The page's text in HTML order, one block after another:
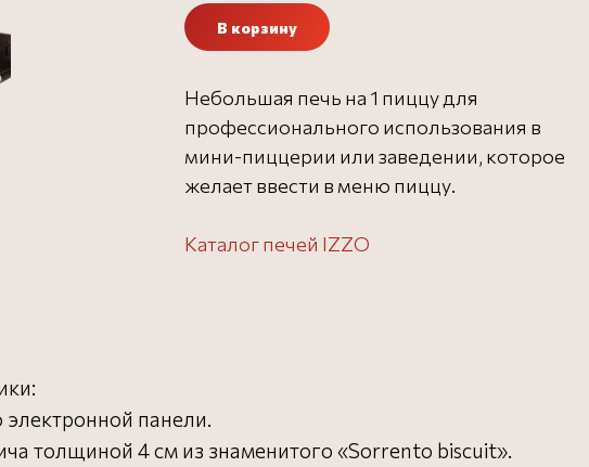
В корзину
Небольшая печь на 1 пиццу для
профессионального использования в
мини-пиццерии или заведении, которое
желает ввести в меню пиццу.
Каталог печей IZZO
панели.
толщиной 4 см из знаменитого «Sorrento biscuit».